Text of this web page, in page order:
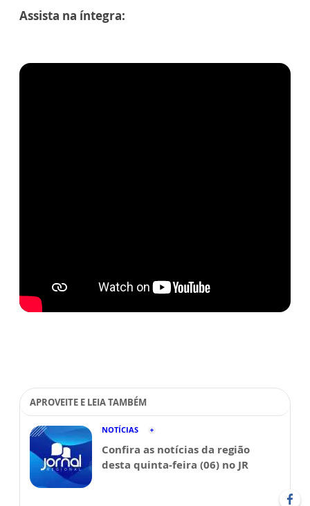
Assista na íntegra:
APROVEITE E LEIA TAMBÉM
NOTÍCIAS
Confira as notícias da região
desta quinta-feira (06) no JR